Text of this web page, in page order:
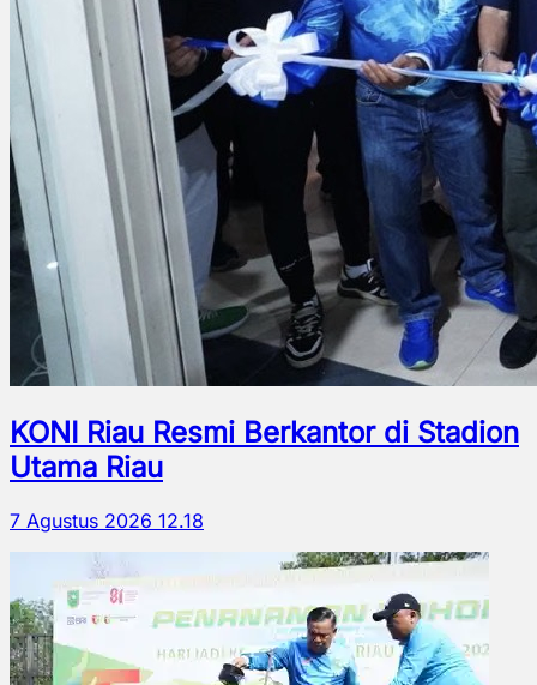
KONI Riau Resmi Berkantor di Stadion
Utama Riau
7 Agustus 2026 12.18